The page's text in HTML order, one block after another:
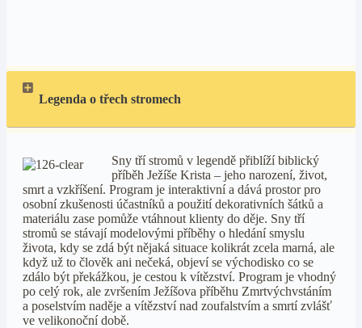
Legenda o třech stromech
Sny tří stromů v legendě přiblíží biblický
příběh Ježíše Krista – jeho narození, život,
smrt a vzkříšení. Program je interaktivní a dává prostor pro
osobní zkušenosti účastníků a použití dekorativních šátků a
materiálu zase pomůže vtáhnout klienty do děje. Sny tří
stromů se stávají modelovými příběhy o hledání smyslu
života, kdy se zdá být nějaká situace kolikrát zcela marná, ale
když už to člověk ani nečeká, objeví se východisko co se
zdálo být překážkou, je cestou k vítězství. Program je vhodný
po celý rok, ale zvršením Ježíšova příběhu Zmrtvýchvstáním
a poselstvím naděje a vítězství nad zoufalstvím a smrtí zvlášť
ve velikonoční době.